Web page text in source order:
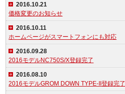
2016.10.21
価格変更のお知らせ
2016.10.11
ホームページがスマートフォンにも対応
2016.09.28
2016モデルNC750S/X登録完了
2016.08.10
2016モデルGROM DOWN TYPE-II登録完了